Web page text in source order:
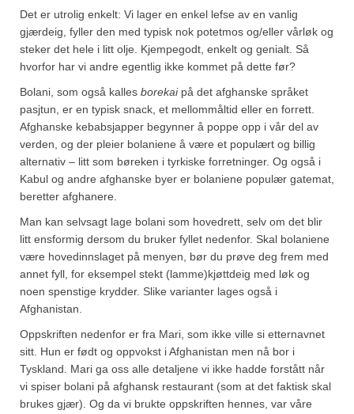
Mirepoix
Ñora
Norsk fjordkrydder
Paprikapulver, edelsøtt
Paprikapulver, pikant
Parisisk pepper
Piment d’Espelette
Purreløk (tørket)
Quatre épices
Rosépepper
Sar (bønneurt)
Det er utrolig enkelt: Vi lager en enkel lefse av en vanlig
gjærdeig, fyller den med typisk nok potetmos og/eller vårløk og
steker det hele i litt olje. Kjempegodt, enkelt og genialt. Så
hvorfor har vi andre egentlig ikke kommet på dette før?
Bolani, som også kalles borekaipå det afghanske språket
pasjtun, er en typisk snack, et mellommåltid eller en forrett.
Afghanske kebabsjapper begynner å poppe opp i vår del av
verden, og der pleier bolaniene å være et populært og billig
alternativ – litt som børeken i tyrkiske forretninger. Og også i
Kabul og andre afghanske byer er bolaniene populær gatemat,
beretter afghanere.
Man kan selvsagt lage bolani som hovedrett, selv om det blir
litt ensformig dersom du bruker fyllet nedenfor. Skal bolaniene
være hovedinnslaget på menyen, bør du prøve deg frem med
annet fyll, for eksempel stekt (lamme)kjøttdeig med løk og
noen spenstige krydder. Slike varianter lages også i
Afghanistan.
Oppskriften nedenfor er fra Mari, som ikke ville si etternavnet
sitt. Hun er født og oppvokst i Afghanistan men nå bor i
Tyskland. Mari ga oss alle detaljene vi ikke hadde forstått når
vi spiser bolani på afghansk restaurant (som at det faktisk skal
brukes gjær). Og da vi brukte oppskriften hennes, var våre